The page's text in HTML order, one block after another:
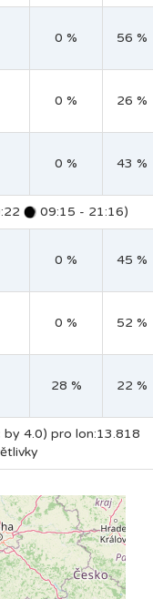
0 % 56 %
0 % 26 %
0 % 43 %
09:15 - 21:16)
0 % 45 %
0 % 52 %
28 % 22 %
4.0) pro lon:13.818